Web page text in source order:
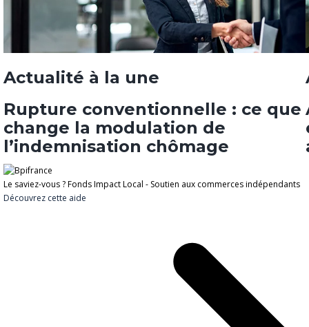
Actualité à la une
Rupture conventionnelle : ce que
change la modulation de
l’indemnisation chômage
Le saviez-vous ?Fonds Impact Local - Soutien aux commerces indépendants
Découvrez cette aide